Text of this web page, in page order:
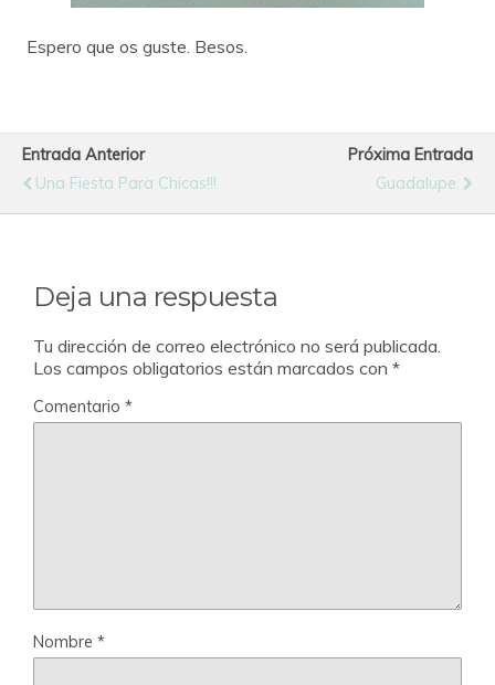
Espero que os guste. Besos.
Entrada Anterior
Una Fiesta Para Chicas!!!
Próxima Entrada
Guadalupe.
Deja una respuesta
Tu dirección de correo electrónico no será publicada.
Los campos obligatorios están marcados con *
Comentario *
Nombre *